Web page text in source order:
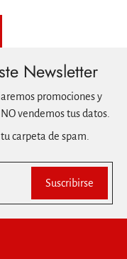
Newsletter
promociones y
vendemos tus datos.
carpeta de spam.
Suscribirse